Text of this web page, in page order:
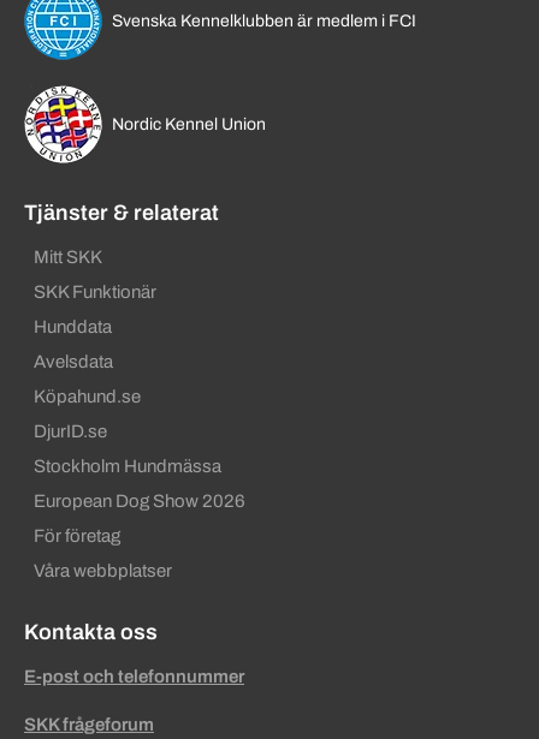
Svenska Kennelklubben är medlem i FCI
Nordic Kennel Union
Tjänster & relaterat
Mitt SKK
SKK Funktionär
Hunddata
Avelsdata
Köpahund.se
DjurID.se
Stockholm Hundmässa
European Dog Show 2026
För företag
Våra webbplatser
Kontakta oss
E-post och telefonnummer
SKK frågeforum